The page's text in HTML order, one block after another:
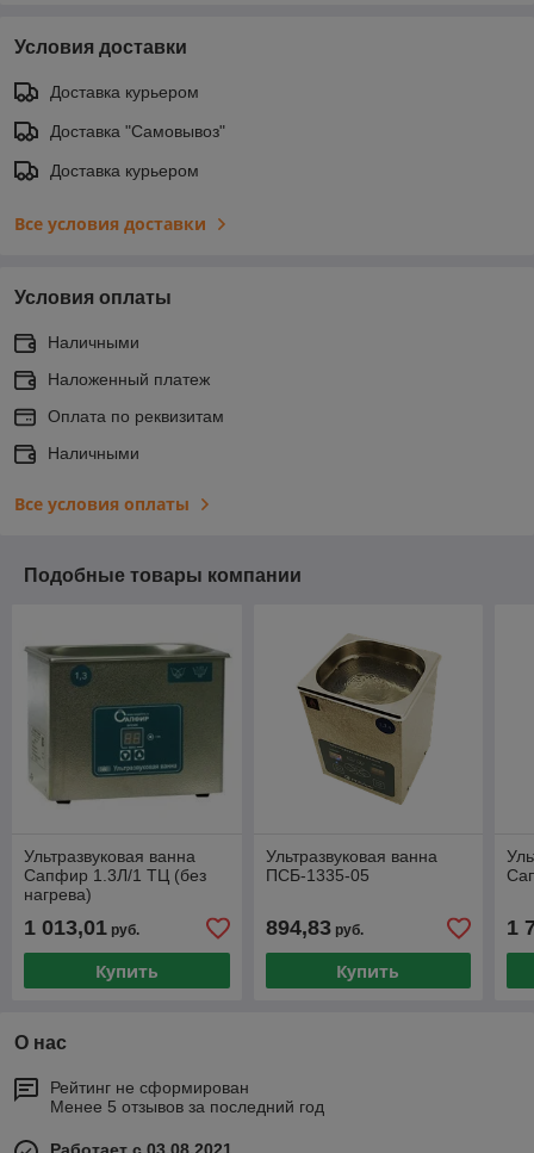
Условия доставки
Доставка курьером
Доставка "Самовывоз"
Доставка курьером
Все условия доставки
Условия оплаты
Наличными
Наложенный платеж
Оплата по реквизитам
Наличными
Все условия оплаты
Подобные товары компании
Ультразвуковая ванна
Сапфир 1.3Л/1 ТЦ (без
нагрева)
1 013,01 руб.
Купить
Ультразвуковая ванна
ПСБ-1335-05
894,83руб.
Купить
1
О нас
Рейтинг не сформирован
Менее 5 отзывов за последний год